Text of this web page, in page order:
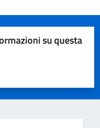
su questa
5